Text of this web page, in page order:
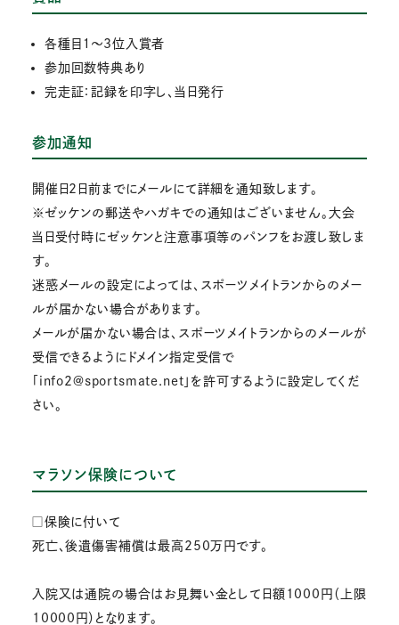
各種目１～3位入賞者
参加回数特典あり
完走証：記録を印字し、当日発行
参加通知
開催日2日前までにメールにて詳細を通知致します。
※ゼッケンの郵送やハガキでの通知はございません。大会
当日受付時にゼッケンと注意事項等のパンフをお渡し致しま
す。
迷惑メールの設定によっては、スポーツメイトランからのメー
ルが届かない場合があります。
メールが届かない場合は、スポーツメイトランからのメールが
受信できるようにドメイン指定受信で
「info2@sportsmate.net」を許可するように設定してくだ
さい。
マラソン保険について
□保険に付いて
死亡、後遺傷害補償は最高250万円です。
入院又は通院の場合はお見舞い金として日額1000円（上限
10000円）となります。